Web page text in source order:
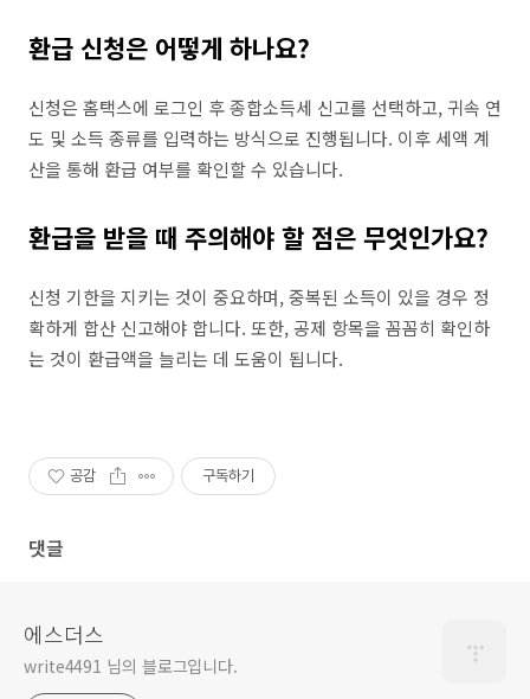
환급 신청은 어떻게 하나요?
신청은 홈택스에 로그인 후 종합소득세 신고를 선택하고, 귀속 연
도 및 소득 종류를 입력하는 방식으로 진행됩니다. 이후 세액 계
산을 통해 환급 여부를 확인할 수 있습니다.
환급을 받을 때 주의해야 할 점은 무엇인가요?
신청 기한을 지키는 것이 중요하며, 중복된 소득이 있을 경우 정
확하게 합산 신고해야 합니다. 또한, 공제 항목을 꼼꼼히 확인하
는 것이 환급액을 늘리는 데 도움이 됩니다.
공감 구독하기
댓글
에스더스
write4491 님의 블로그입니다.